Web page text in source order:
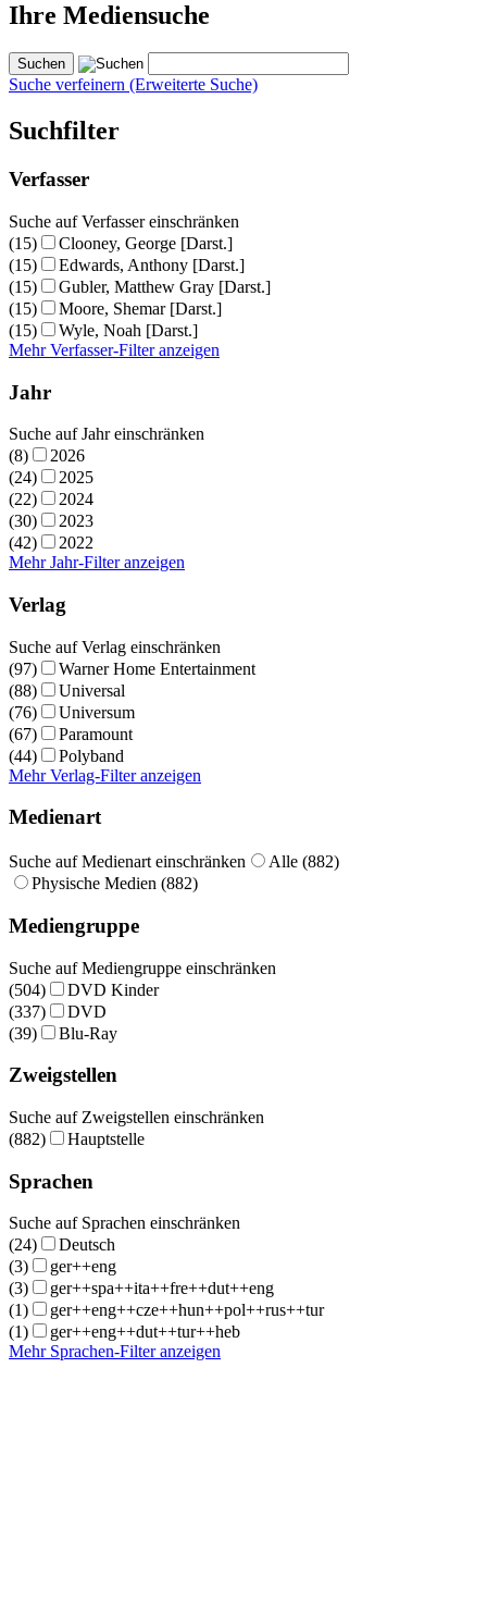
Ihre Mediensuche
Suche verfeinern (Erweiterte Suche)
Suchfilter
Verfasser
Suche auf Verfasser einschränken
(15)
Clooney, George [Darst.]
(15)
Edwards, Anthony [Darst.]
(15)
Gubler, Matthew Gray [Darst.]
(15)
Moore, Shemar [Darst.]
(15)
Wyle, Noah [Darst.]
Mehr Verfasser-Filter anzeigen
Jahr
Suche auf Jahr einschränken
(8)
2026
(24)
2025
(22)
2024
(30)
2023
(42)
2022
Mehr Jahr-Filter anzeigen
Verlag
Suche auf Verlag einschränken
(97)
Warner Home Entertainment
(88)
Universal
(76)
Universum
(67)
Paramount
(44)
Polyband
Mehr Verlag-Filter anzeigen
Medienart
Suche auf Medienart einschränken
Alle (882)
Physische Medien (882)
Mediengruppe
Suche auf Mediengruppe einschränken
(504)
DVD Kinder
(337)
DVD
(39)
Blu-Ray
Zweigstellen
Suche auf Zweigstellen einschränken
(882)
Hauptstelle
Sprachen
Suche auf Sprachen einschränken
(24)
Deutsch
(3)
ger++eng
(3)
ger++spa++ita++fre++dut++eng
(1)
ger++eng++cze++hun++pol++rus++tur
(1)
ger++eng++dut++tur++heb
Mehr Sprachen-Filter anzeigen